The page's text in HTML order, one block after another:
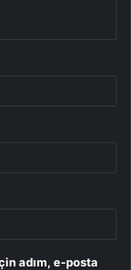
adım, e-posta